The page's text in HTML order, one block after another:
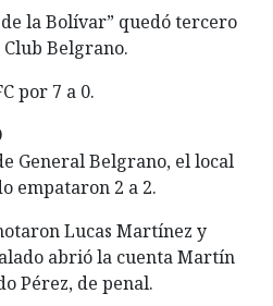
la Bolívar” quedó tercero
Belgrano.
por 7 a 0.
General Belgrano, el local
empataron 2 a 2.
Lucas Martínez y
abrió la cuenta Martín
Pérez, de penal.